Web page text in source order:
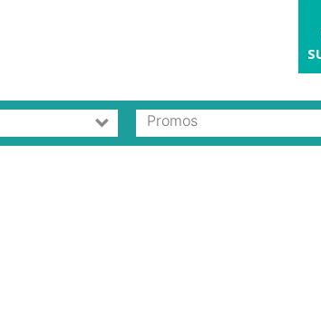
Promos